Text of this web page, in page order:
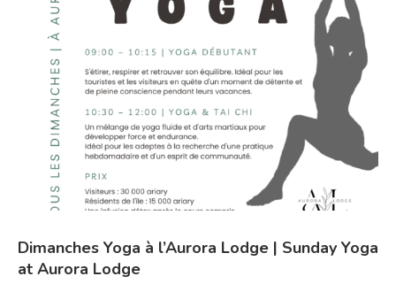
Dimanches Yoga à l’Aurora Lodge | Sunday Yoga
at Aurora Lodge